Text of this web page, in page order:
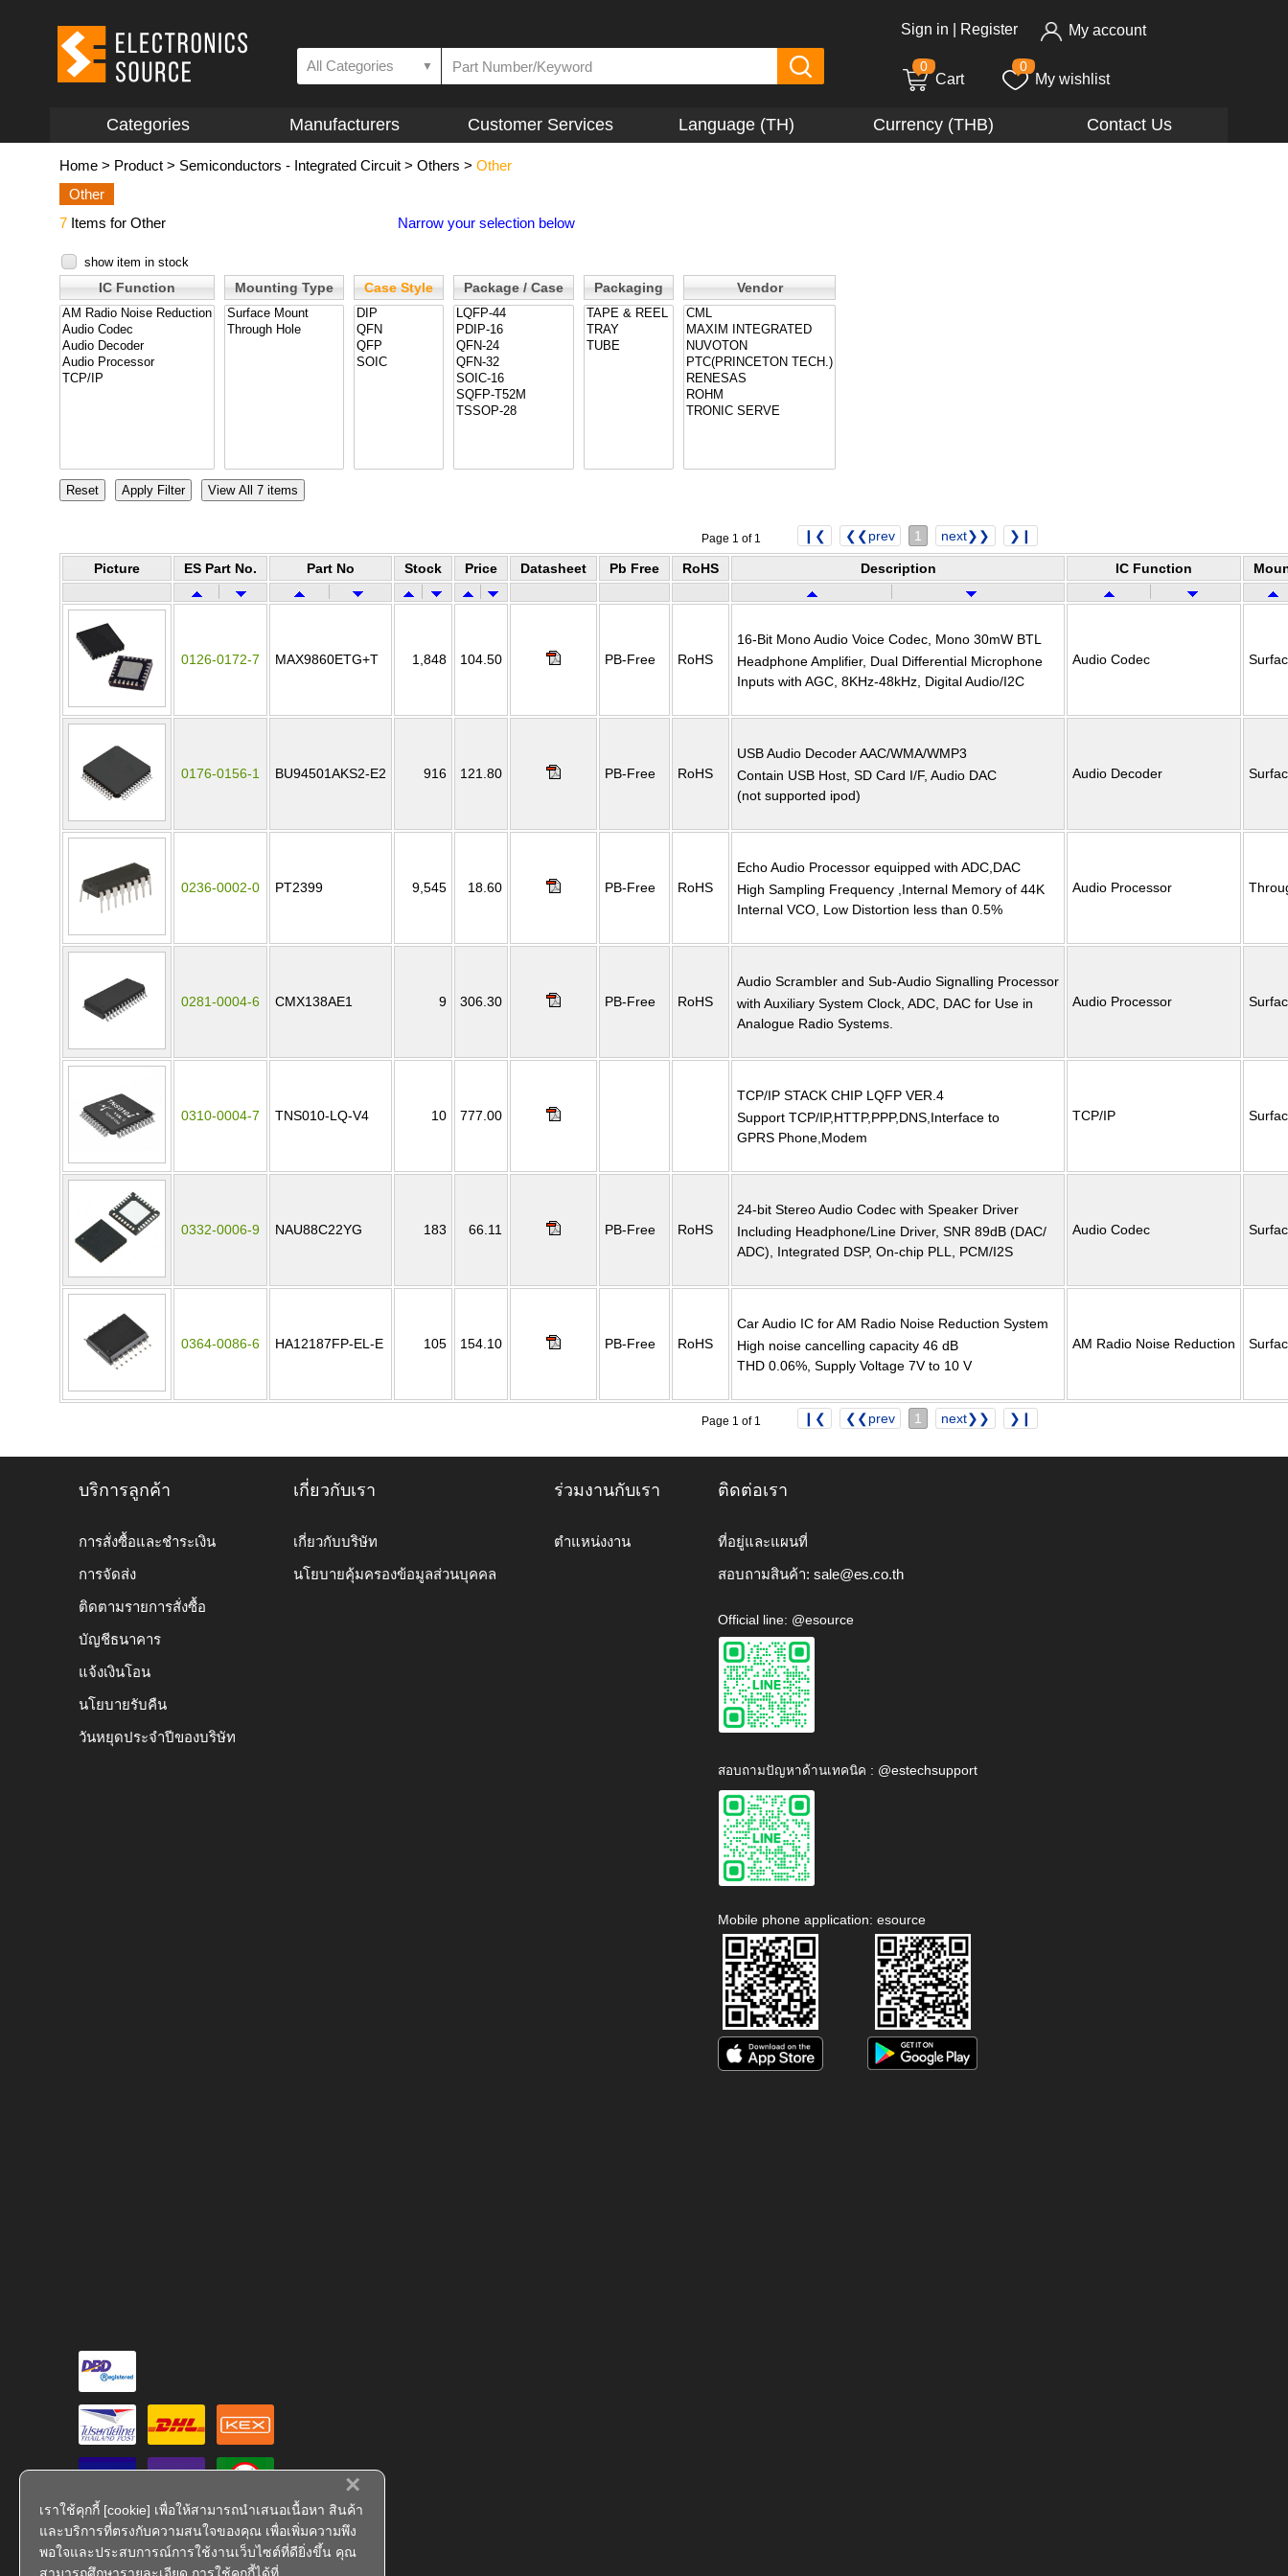
×
เราใช้คุกกี้ [cookie] เพื่อให้สามารถนำเสนอเนื้อหา สินค้า
และบริการที่ตรงกับความสนใจของคุณ เพื่อเพิ่มความพึง
พอใจและประสบการณ์การใช้งานเว็บไซต์ที่ดียิ่งขึ้น คุณ
All Categories ▼
Sign in Register My account
0
Cart
0
My wishlist
Categories Manufacturers Customer Services Language (TH) Currency (THB) Contact Us
Home > Product > Semiconductors - Integrated Circuit > Others > Other
Other
7 Items for Other Narrow your selection below
show item in stock
IC Function Mounting Type Case Style Package / Case Packaging Vendor
Page 1 of 1 ❙❮ ❮❮prev 1 next❯❯ ❯❙
Picture ES Part No. Part No Stock Price Datasheet Pb Free RoHS Description IC Function
0126-0172-7 MAX9860ETG+T 1,848 104.50 PB-Free RoHS
16-Bit Mono Audio Voice Codec, Mono 30mW BTL
Headphone Amplifier, Dual Differential Microphone
Inputs with AGC, 8KHz-48kHz, Digital Audio/I2C
Audio Codec
0176-0156-1 BU94501AKS2-E2 916 121.80 PB-Free RoHS
USB Audio Decoder AAC/WMA/WMP3
Contain USB Host, SD Card I/F, Audio DAC
(not supported ipod)
Audio Decoder
0236-0002-0 PT2399 9,545 18.60 PB-Free RoHS
Echo Audio Processor equipped with ADC,DAC
High Sampling Frequency ,Internal Memory of 44K
Internal VCO, Low Distortion less than 0.5%
Audio Processor
0281-0004-6 CMX138AE1 9 306.30 PB-Free RoHS
Audio Scrambler and Sub-Audio Signalling Processor
with Auxiliary System Clock, ADC, DAC for Use in
Analogue Radio Systems.
Audio Processor
0310-0004-7 TNS010-LQ-V4 10 777.00
TCP/IP STACK CHIP LQFP VER.4
Support TCP/IP,HTTP,PPP,DNS,Interface to
GPRS Phone,Modem
TCP/IP
0332-0006-9 NAU88C22YG 183 66.11 PB-Free RoHS
24-bit Stereo Audio Codec with Speaker Driver
Including Headphone/Line Driver, SNR 89dB (DAC/
ADC), Integrated DSP, On-chip PLL, PCM/I2S
Audio Codec
0364-0086-6 HA12187FP-EL-E 105 154.10 PB-Free RoHS
Car Audio IC for AM Radio Noise Reduction System
High noise cancelling capacity 46 dB
THD 0.06%, Supply Voltage 7V to 10 V
AM Radio Noise Reduction
Page 1 of 1 ❙❮ ❮❮prev 1 next❯❯ ❯❙
บริการลูกค้า
การสั่งซื้อและชำระเงิน
การจัดส่ง
ติดตามรายการสั่งซื้อ
บัญชีธนาคาร
แจ้งเงินโอน
นโยบายรับคืน
วันหยุดประจำปีของบริษัท
เกี่ยวกับเรา
เกี่ยวกับบริษัท
นโยบายคุ้มครองข้อมูลส่วนบุคคล
ร่วมงานกับเรา
ตำแหน่งงาน
ติดต่อเรา
ที่อยู่และแผนที่
สอบถามสินค้า: sale@es.co.th
Official line: @esource
สอบถามปัญหาด้านเทคนิค : @estechsupport
Mobile phone application: esource